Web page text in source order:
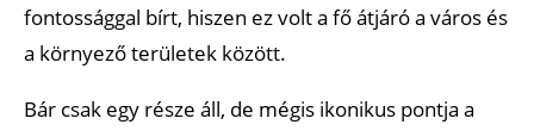
fontossággal bírt, hiszen ez volt a fő átjáró a város és
a környező területek között.
Bár csak egy része áll, de mégis ikonikus pontja a